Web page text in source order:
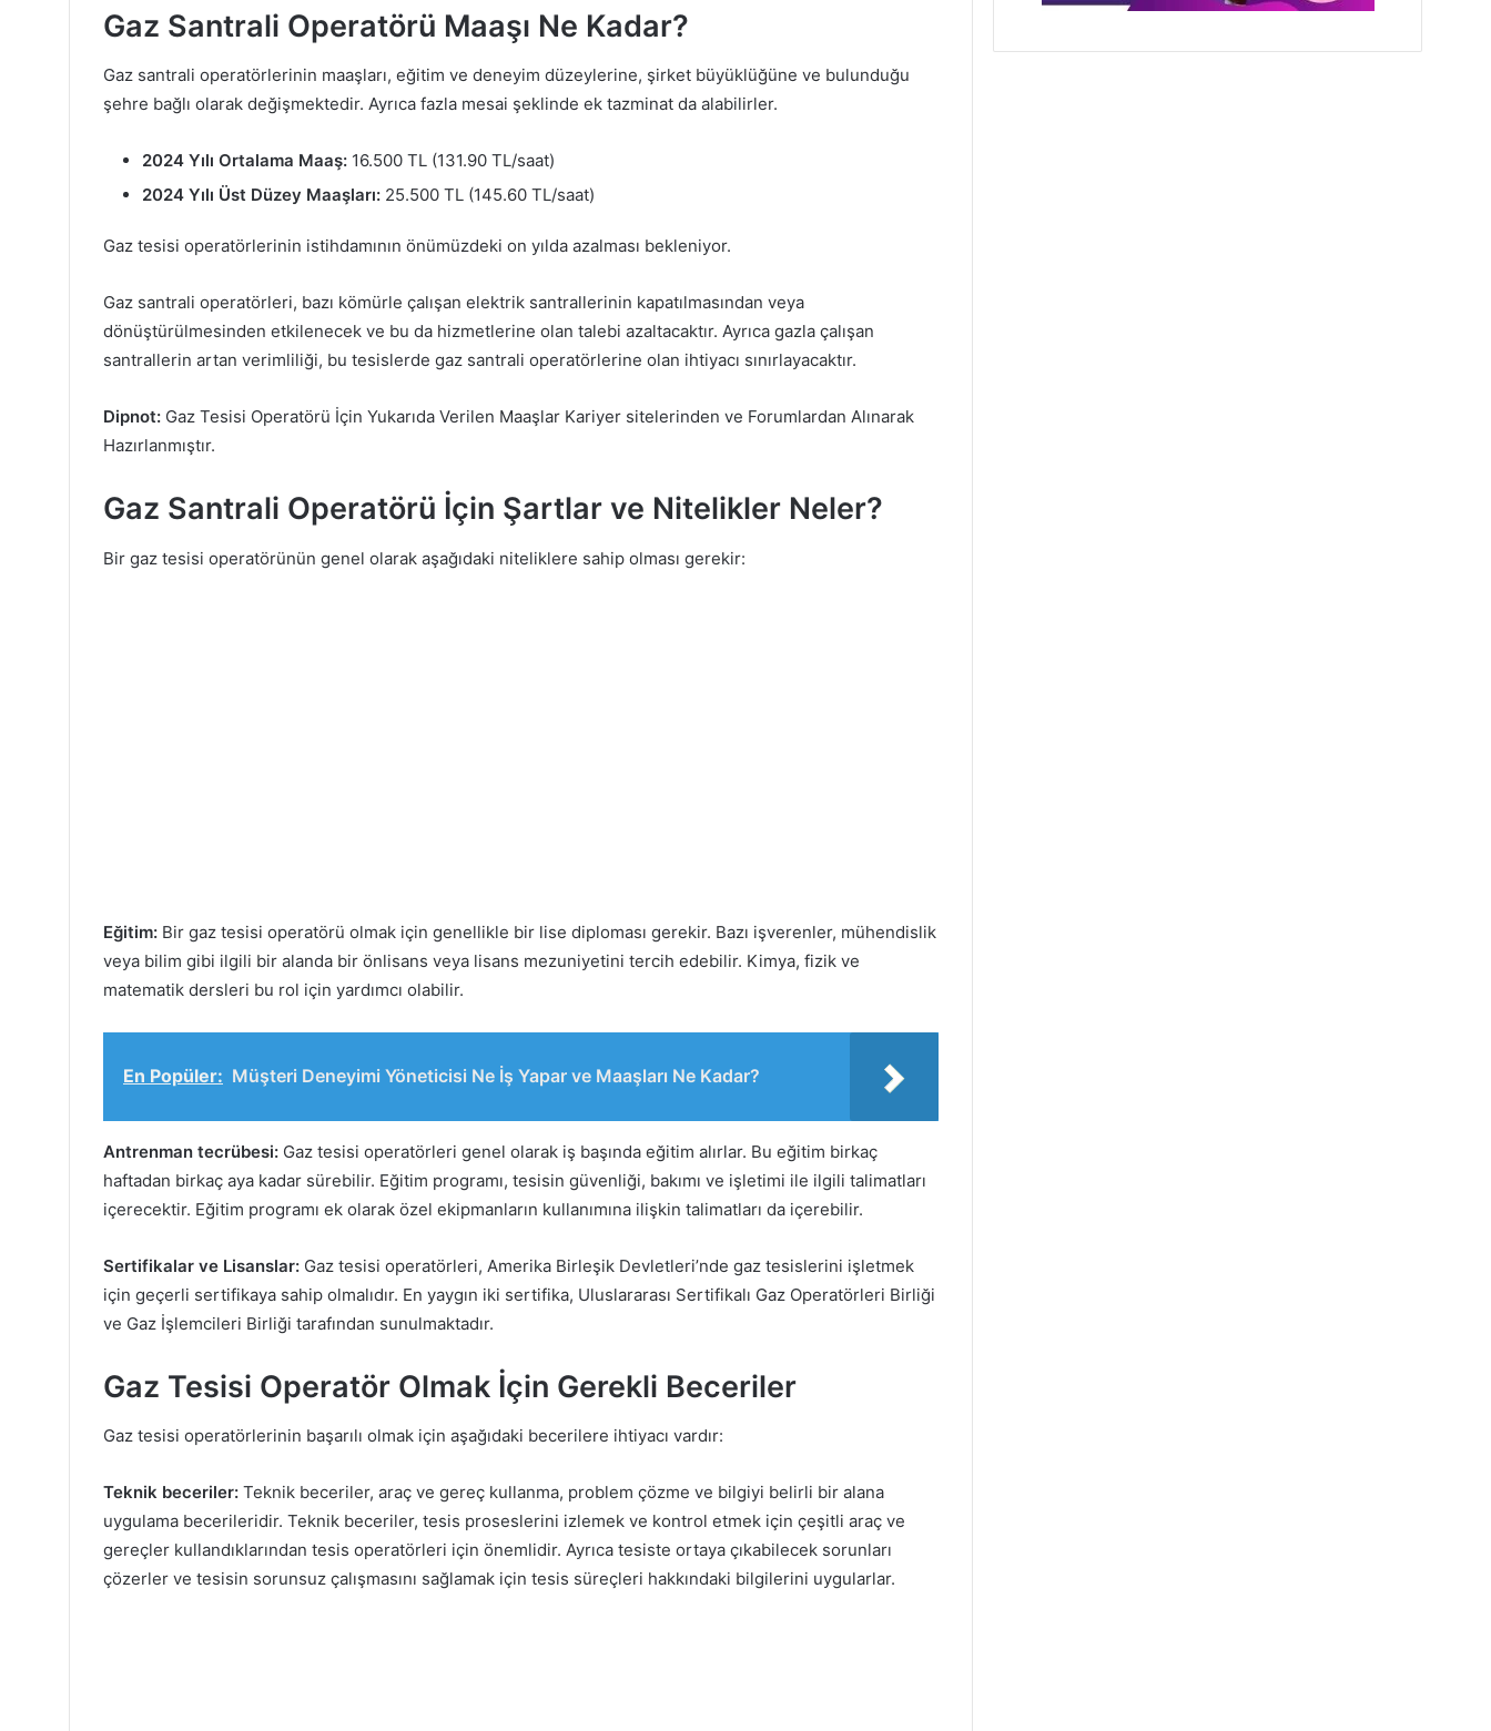
Gaz Santrali Operatörü Maaşı Ne Kadar?
Gaz santrali operatörlerinin maaşları, eğitim ve deneyim düzeylerine, şirket büyüklüğüne ve bulunduğu
şehre bağlı olarak değişmektedir. Ayrıca fazla mesai şeklinde ek tazminat da alabilirler.
2024 Yılı Ortalama Maaş: 16.500 TL (131.90 TL/saat)
2024 Yılı Üst Düzey Maaşları: 25.500 TL (145.60 TL/saat)
Gaz tesisi operatörlerinin istihdamının önümüzdeki on yılda azalması bekleniyor.
Gaz santrali operatörleri, bazı kömürle çalışan elektrik santrallerinin kapatılmasından veya
dönüştürülmesinden etkilenecek ve bu da hizmetlerine olan talebi azaltacaktır. Ayrıca gazla çalışan
santrallerin artan verimliliği, bu tesislerde gaz santrali operatörlerine olan ihtiyacı sınırlayacaktır.
Dipnot: Gaz Tesisi Operatörü İçin Yukarıda Verilen Maaşlar Kariyer sitelerinden ve Forumlardan Alınarak
Hazırlanmıştır.
Gaz Santrali Operatörü İçin Şartlar ve Nitelikler Neler?
Bir gaz tesisi operatörünün genel olarak aşağıdaki niteliklere sahip olması gerekir:
Eğitim: Bir gaz tesisi operatörü olmak için genellikle bir lise diploması gerekir. Bazı işverenler, mühendislik
veya bilim gibi ilgili bir alanda bir önlisans veya lisans mezuniyetini tercih edebilir. Kimya, fizik ve
matematik dersleri bu rol için yardımcı olabilir.
En Popüler: Müşteri Deneyimi Yöneticisi Ne İş Yapar ve Maaşları Ne Kadar?
Antrenman tecrübesi: Gaz tesisi operatörleri genel olarak iş başında eğitim alırlar. Bu eğitim birkaç
haftadan birkaç aya kadar sürebilir. Eğitim programı, tesisin güvenliği, bakımı ve işletimi ile ilgili talimatları
içerecektir. Eğitim programı ek olarak özel ekipmanların kullanımına ilişkin talimatları da içerebilir.
Sertifikalar ve Lisanslar: Gaz tesisi operatörleri, Amerika Birleşik Devletleri’nde gaz tesislerini işletmek
için geçerli sertifikaya sahip olmalıdır. En yaygın iki sertifika, Uluslararası Sertifikalı Gaz Operatörleri Birliği
ve Gaz İşlemcileri Birliği tarafından sunulmaktadır.
Gaz Tesisi Operatör Olmak İçin Gerekli Beceriler
Gaz tesisi operatörlerinin başarılı olmak için aşağıdaki becerilere ihtiyacı vardır:
Teknik beceriler: Teknik beceriler, araç ve gereç kullanma, problem çözme ve bilgiyi belirli bir alana
uygulama becerileridir. Teknik beceriler, tesis proseslerini izlemek ve kontrol etmek için çeşitli araç ve
gereçler kullandıklarından tesis operatörleri için önemlidir. Ayrıca tesiste ortaya çıkabilecek sorunları
çözerler ve tesisin sorunsuz çalışmasını sağlamak için tesis süreçleri hakkındaki bilgilerini uygularlar.